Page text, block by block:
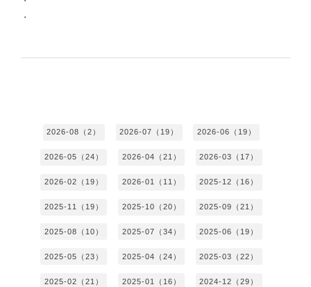
・
2026-08（2） 2026-07（19） 2026-06（19）
2026-05（24） 2026-04（21） 2026-03（17）
2026-02（19） 2026-01（11） 2025-12（16）
2025-11（19） 2025-10（20） 2025-09（21）
2025-08（10） 2025-07（34） 2025-06（19）
2025-05（23） 2025-04（24） 2025-03（22）
2025-02（21） 2025-01（16） 2024-12（29）